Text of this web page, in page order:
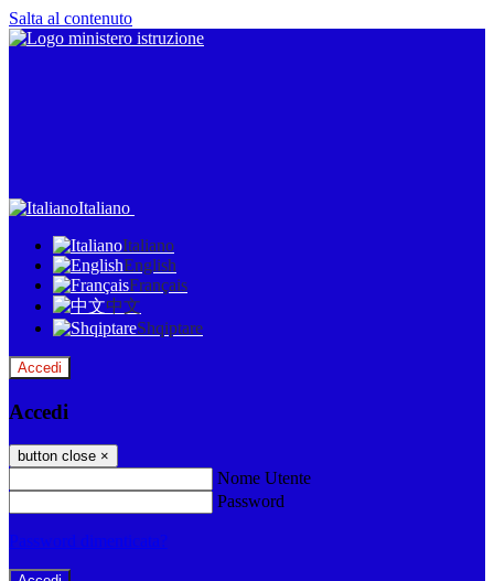
Salta al contenuto
Italiano
Italiano
English
Français
中文
Shqiptare
Accedi
Accedi
button close ×
Nome Utente
Password
Password dimenticata?